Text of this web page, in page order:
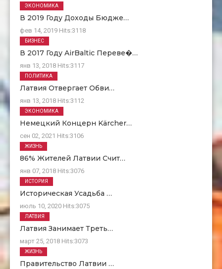
В 2019 Году Доходы Бюдже…
фев 14, 2019 Hits:3118
ЭКОНОМИКА
В 2017 Году AirBaltic Переве�…
янв 13, 2018 Hits:3117
БИЗНЕС
Латвия Отвергает Обви…
янв 13, 2018 Hits:3112
ПОЛИТИКА
Немецкий Концерн Kärcher…
сен 02, 2021 Hits:3106
ЭКОНОМИКА
86% Жителей Латвии Счит…
янв 07, 2018 Hits:3076
ЖИЗНЬ
Историческая Усадьба …
июль 10, 2020 Hits:3075
ИСТОРИЯ
Латвия Занимает Треть…
март 25, 2018 Hits:3073
ЛАТВИЯ
Правительство Латвии …
ЖИЗНЬ